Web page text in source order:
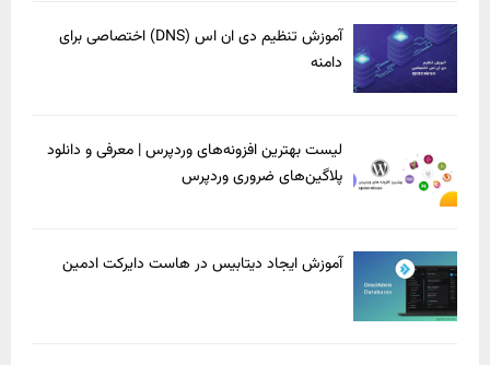
آموزش تنظیم دی ان اس (DNS) اختصاصی برای
دامنه
لیست بهترین افزونه‌های وردپرس | معرفی و دانلود
پلاگین‌های ضروری وردپرس
آموزش ایجاد دیتابیس در هاست دایرکت ادمین